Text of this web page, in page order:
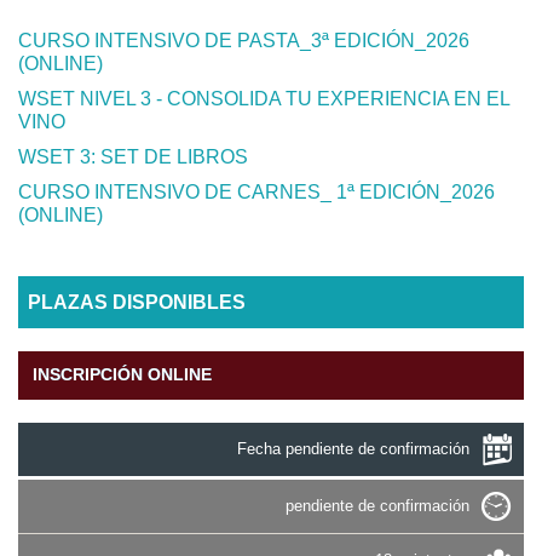
CURSO INTENSIVO DE PASTA_3ª EDICIÓN_2026
(ONLINE)
WSET NIVEL 3 - CONSOLIDA TU EXPERIENCIA EN EL
VINO
WSET 3: SET DE LIBROS
CURSO INTENSIVO DE CARNES_ 1ª EDICIÓN_2026
(ONLINE)
PLAZAS DISPONIBLES
INSCRIPCIÓN ONLINE
Fecha pendiente de confirmación
pendiente de confirmación